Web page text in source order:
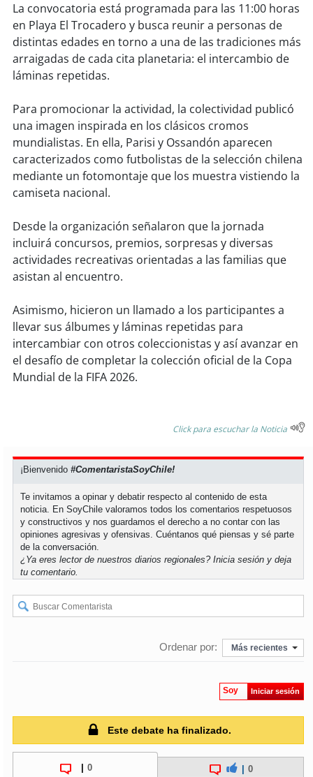
soytalcahuano
soyconcepción
soyarauco
soytemuco
soyvaldivia
soyosorno
soypuertomontt
La convocatoria está programada para las 11:00 horas
en Playa El Trocadero y busca reunir a personas de
distintas edades en torno a una de las tradiciones más
arraigadas de cada cita planetaria: el intercambio de
láminas repetidas.
Para promocionar la actividad, la colectividad publicó
una imagen inspirada en los clásicos cromos
mundialistas. En ella, Parisi y Ossandón aparecen
caracterizados como futbolistas de la selección chilena
mediante un fotomontaje que los muestra vistiendo la
camiseta nacional.
Desde la organización señalaron que la jornada
incluirá concursos, premios, sorpresas y diversas
actividades recreativas orientadas a las familias que
asistan al encuentro.
Asimismo, hicieron un llamado a los participantes a
llevar sus álbumes y láminas repetidas para
intercambiar con otros coleccionistas y así avanzar en
el desafío de completar la colección oficial de la Copa
Mundial de la FIFA 2026.
Click para escuchar la Noticia
¡Bienvenido#ComentaristaSoyChile!
Te invitamos a opinar y debatir respecto al contenido de esta
noticia. En SoyChile valoramos todos los comentarios respetuosos
y constructivos y nos guardamos el derecho a no contar con las
opiniones agresivas y ofensivas. Cuéntanos qué piensas y sé parte
de la conversación.
¿Ya eres lector de nuestros diarios regionales?Inicia sesión y deja
tu comentario.
Ordenar por: Más recientes
Soy Iniciar sesión
Este debate ha finalizado.
0 0